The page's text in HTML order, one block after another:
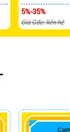
5%-35%
Giá Gốc: liên hệ